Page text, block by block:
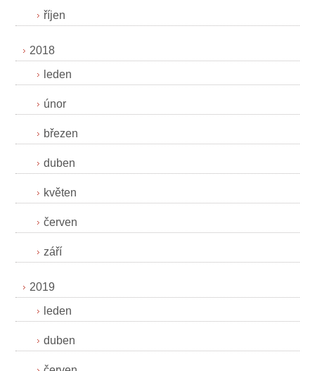
říjen
2018
leden
únor
březen
duben
květen
červen
září
2019
leden
duben